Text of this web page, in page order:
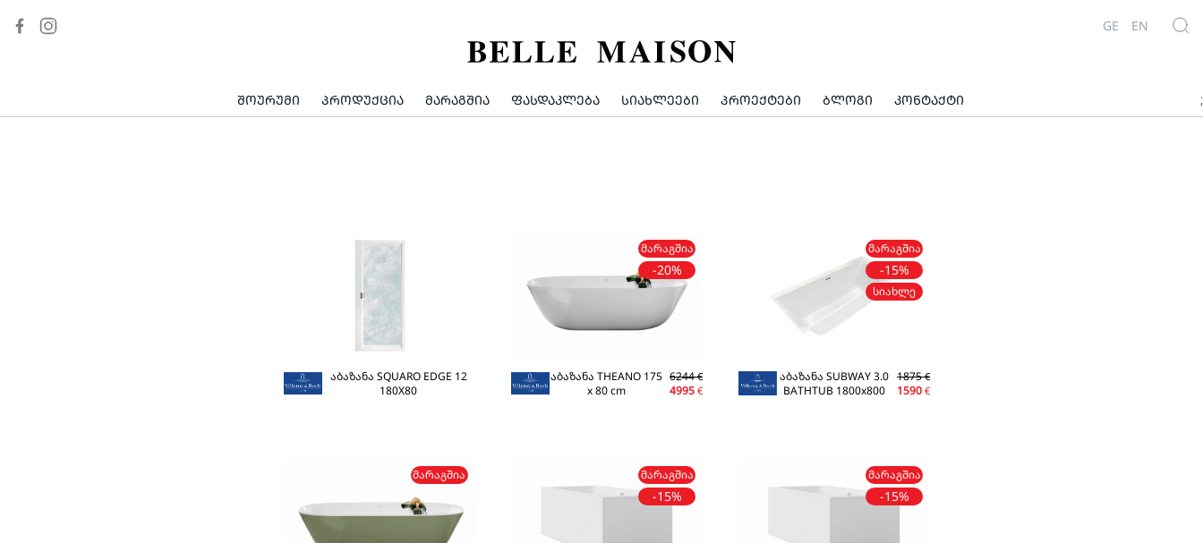
GE EN
ᲨᲝᲣᲠᲣᲛᲘ ᲞᲠᲝᲓᲣᲥᲪᲘᲐ ᲛᲐᲠᲐᲒᲨᲘᲐ ᲤᲐᲡᲓᲐᲙᲚᲔᲑᲐ ᲡᲘᲐᲮᲚᲔᲔᲑᲘ ᲞᲠᲝᲔᲥᲢᲔᲑᲘ ᲑᲚᲝᲒᲘ ᲙᲝᲜᲢᲐᲥᲢᲘ ;
ᲮᲔᲚᲡᲐᲑᲘ
აბაზანა SQUARO EDGE 12
180X80
ᲛᲐᲠᲐᲒᲨᲘᲐ
-20%
აბაზანა THEANO 175
x 80 cm
6244€
4995€
ᲛᲐᲠᲐᲒᲨᲘᲐ
-15%
ᲡᲘᲐᲮᲚᲔ
აბაზანა SUBWAY 3.0
BATHTUB 1800x800
1875€
1590€
ᲛᲐᲠᲐᲒᲨᲘᲐ ᲛᲐᲠᲐᲒᲨᲘᲐ
-15%
ᲛᲐᲠᲐᲒᲨᲘᲐ
-15%